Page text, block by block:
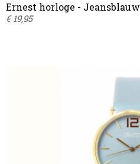
Ernest horloge - Jeansblauw
€ 19,95